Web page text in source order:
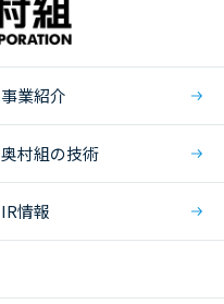
事業紹介
奥村組の技術
IR情報